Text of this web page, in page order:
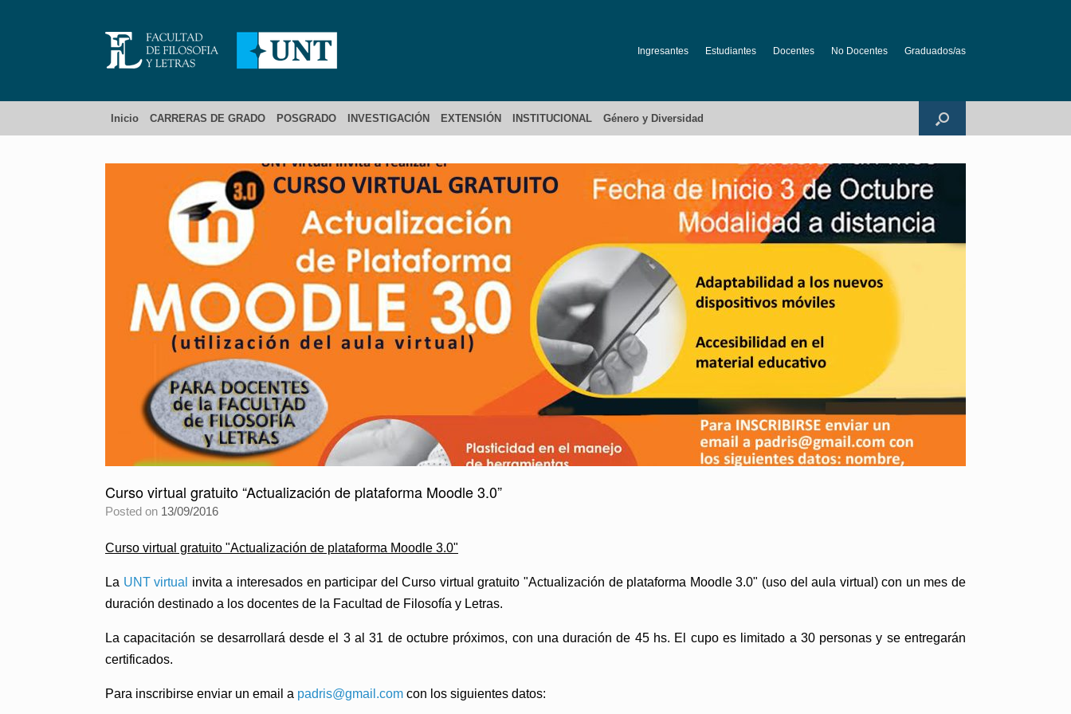
Ingresantes Estudiantes Docentes No Docentes Graduados/as
Inicio CARRERAS DE GRADO POSGRADO INVESTIGACIÓN EXTENSIÓN INSTITUCIONAL Género y Diversidad
Curso virtual gratuito “Actualización de plataforma Moodle 3.0”
Posted on 13/09/2016
Curso virtual gratuito "Actualización de plataforma Moodle 3.0"
La UNT virtual invita a interesados en participar delCurso virtual gratuito "Actualización de plataforma Moodle 3.0" (uso del aula virtual) con un mes de
duración destinado a los docentes de la Facultad de Filosofía y Letras.
La capacitación se desarrollará desde el 3 al 31 de octubre próximos, con una duración de 45 hs. El cupo es limitado a 30 personas y se entregarán
certificados.
Para inscribirse enviar un email a padris@gmail.com con los siguientes datos: